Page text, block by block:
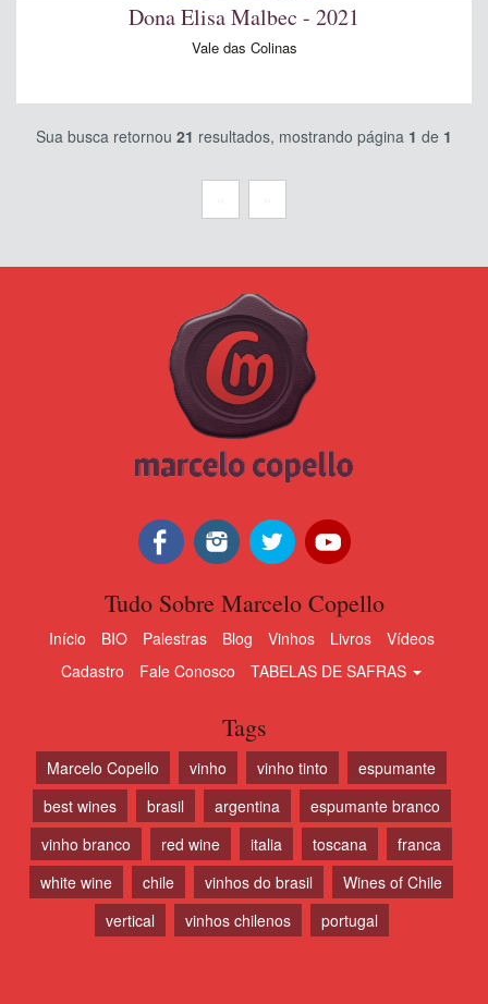
Dona Elisa Malbec - 2021
Vale das Colinas
Sua busca retornou 21 resultados, mostrando página 1 de 1
Tudo Sobre Marcelo Copello
Início BIO Palestras Blog Vinhos Livros
Vídeos
Cadastro
Fale Conosco TABELAS DE SAFRAS
Tags
Marcelo Copello vinho vinho tinto
espumante
best wines
brasil argentina
espumante branco
vinho branco
red wine italia toscana
franca
white wine
chile vinhos do brasil
Wines of Chile
vertical
vinhos chilenos portugal